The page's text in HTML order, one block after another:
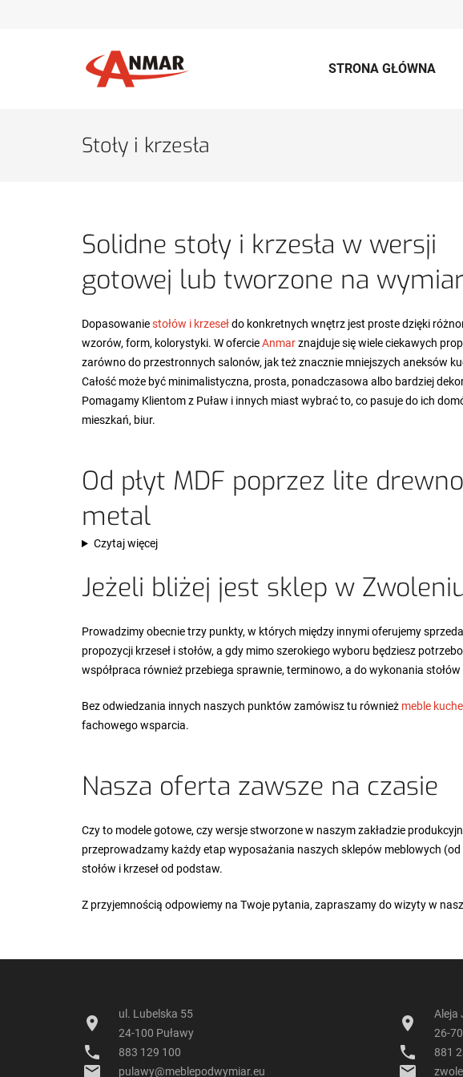
STRONA GŁÓWNA
Stoły i krzesła
Solidne stoły i krzesła w wersji
gotowej lub tworzone na
Dopasowaniestołów i krzesełdo konkretnych wnętrz jest proste dzięki
wzorów, form, kolorystyki. W ofercieAnmarznajduje się wiele ciekawych
zarówno do przestronnych salonów, jak też znacznie mniejszych aneksów
Całość może być minimalistyczna, prosta, ponadczasowa albo bardziej
Pomagamy Klientom z Puław i innych miast wybrać to, co pasuje do ich
mieszkań, biur.
Od płyt MDF poprzez lite
metal
Czytaj więcej
Jeżeli bliżej jest sklep w
Prowadzimy obecnie trzy punkty, w których między innymi oferujemy
propozycji krzeseł i stołów, a gdy mimo szerokiego wyboru będziesz
współpraca również przebiega sprawnie, terminowo, a do wykonania
Bez odwiedzania innych naszych punktów zamówisz tu również meble
fachowego wsparcia.
Nasza oferta zawsze na czasie
Czy to modele gotowe, czy wersje stworzone w naszym zakładzie
przeprowadzamy każdy etap wyposażania naszych sklepów meblowych
stołów i krzeseł od podstaw.
Z przyjemnością odpowiemy na Twoje pytania, zapraszamy do wizyty w
location_on
ul. Lubelska 55
24-100 Puławy
phone 883 129 100
email pulawy@meblepodwymiar.eu
location_on
Aleja
26-
phone 881
email